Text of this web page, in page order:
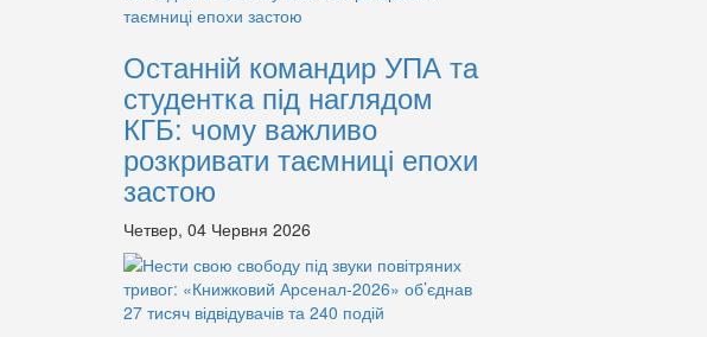
Останній командир УПА та
студентка під наглядом
КГБ: чому важливо
розкривати таємниці епохи
застою
Четвер, 04 Червня 2026